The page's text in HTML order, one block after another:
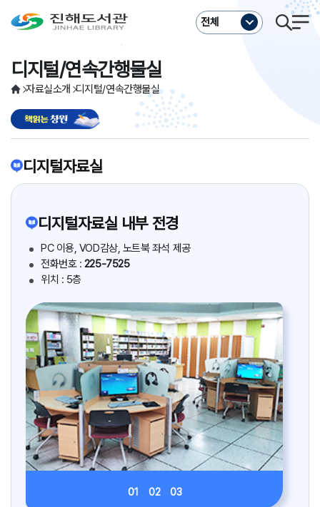
전체
자료실소개 디지털/연속간행물실
디지털/연속간행물실
디지털자료실
디지털자료실 내부 전경
PC 이용, VOD감상, 노트북 좌석 제공
전화번호 : 225-7525
위치 : 5층
01 02 03